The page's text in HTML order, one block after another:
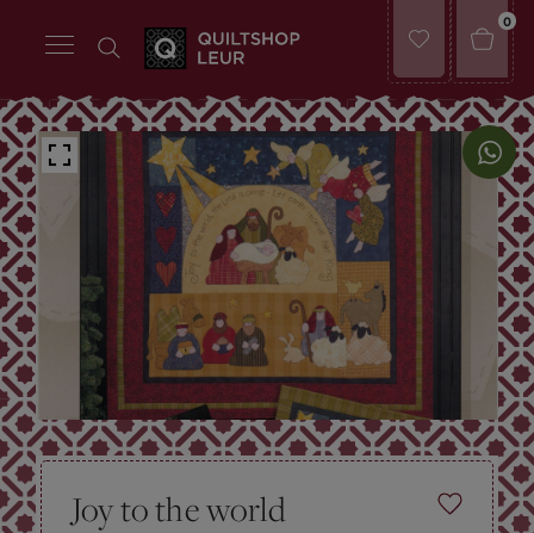
0
Joy to the world